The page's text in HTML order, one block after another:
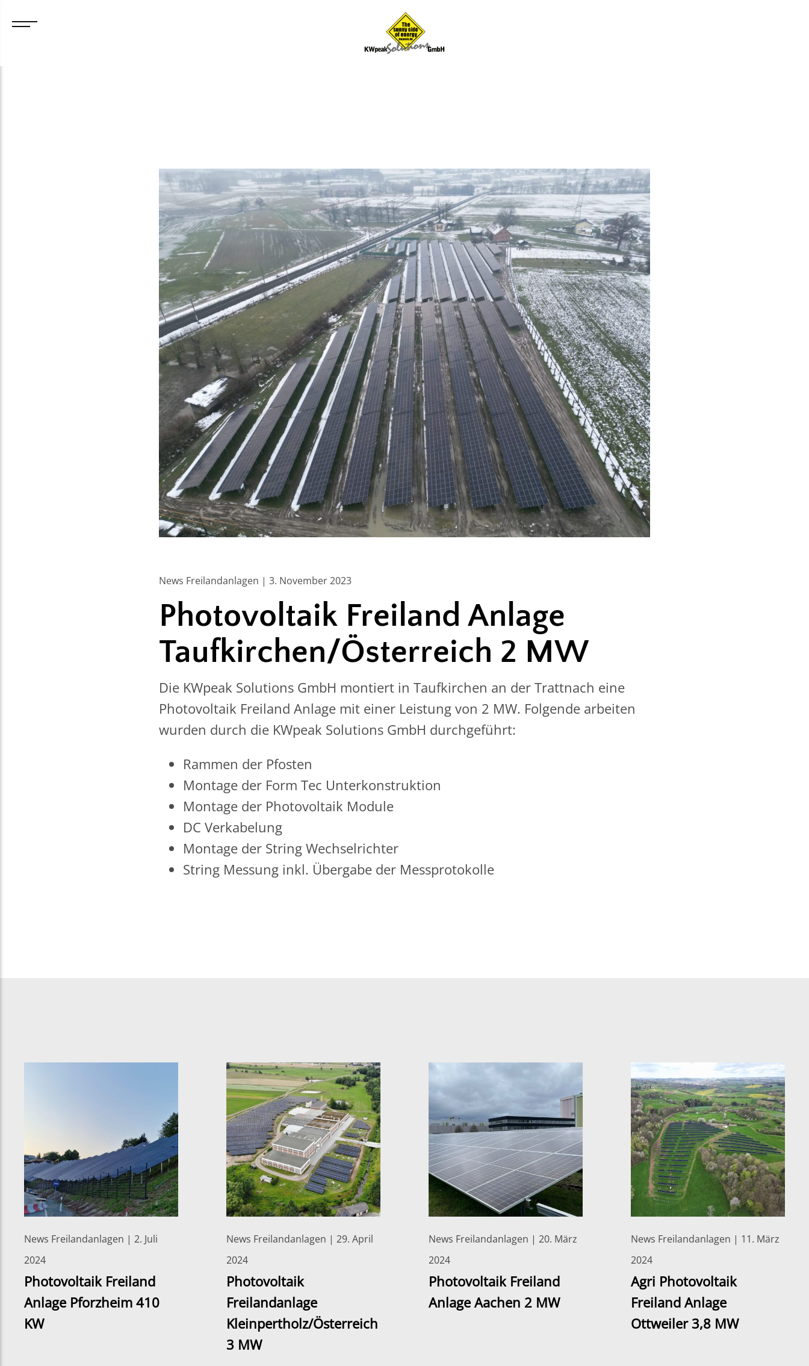
News Freilandanlagen | 3. November 2023
Photovoltaik Freiland Anlage
Taufkirchen/Österreich 2 MW
Die KWpeak Solutions GmbH montiert in Taufkirchen an der Trattnach eine
Photovoltaik Freiland Anlage mit einer Leistung von 2 MW. Folgende arbeiten
wurden durch die KWpeak Solutions GmbH durchgeführt:
Rammen der Pfosten
Montage der Form Tec Unterkonstruktion
Montage der Photovoltaik Module
DC Verkabelung
Montage der String Wechselrichter
String Messung inkl. Übergabe der Messprotokolle
News Freilandanlagen | 2. Juli
2024
Photovoltaik Freiland
Anlage Pforzheim 410
KW
News Freilandanlagen | 29. April
2024
Photovoltaik
Freilandanlage
Kleinpertholz/Österreich
3 MW
News Freilandanlagen | 20. März
2024
Photovoltaik Freiland
Anlage Aachen 2 MW
News Freilandanlagen | 11. März
2024
Agri Photovoltaik
Freiland Anlage
Ottweiler 3,8 MW